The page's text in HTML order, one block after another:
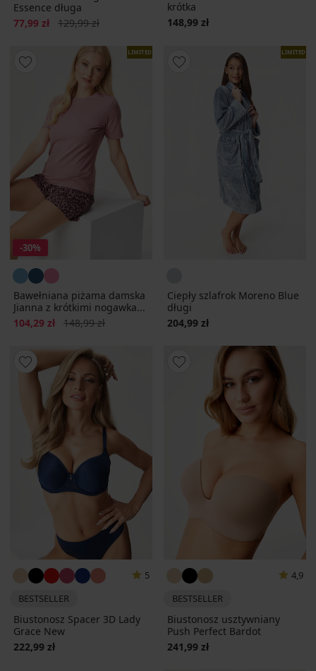
Essence długa
Zniżka
77,99 zł Pierwotna cena
129,99 zł
krótka
148,99 zł
LIMITED
-30%
Bawełniana piżama damska
Jianna z krótkimi nogawka...
Zniżka
104,29 zł Pierwotna cena
148,99 zł
LIMITED
Ciepły szlafrok Moreno Blue
długi
204,99 zł
5
BESTSELLER
Biustonosz Spacer 3D Lady
Grace New
222,99 zł
4,9
BESTSELLER
Biustonosz usztywniany
Push Perfect Bardot
241,99 zł